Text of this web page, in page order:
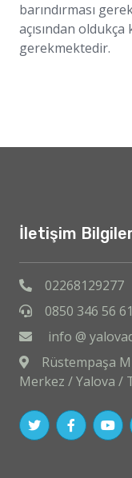
barındırması
açısından oldukça
gerekmektedir.
İletişim
02268129277
0850 346 56 61
info @
Rüstempaşa
Merkez / Yalova /